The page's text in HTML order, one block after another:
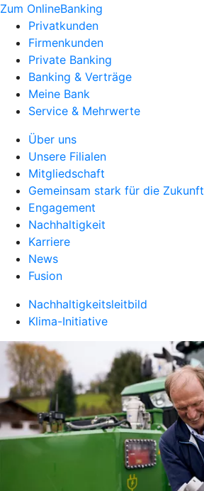
Zum OnlineBanking
Privatkunden
Firmenkunden
Private Banking
Banking & Verträge
Meine Bank
Service & Mehrwerte
Über uns
Unsere Filialen
Mitgliedschaft
Gemeinsam stark für die Zukunft
Engagement
Nachhaltigkeit
Karriere
News
Fusion
Nachhaltigkeitsleitbild
Klima-Initiative